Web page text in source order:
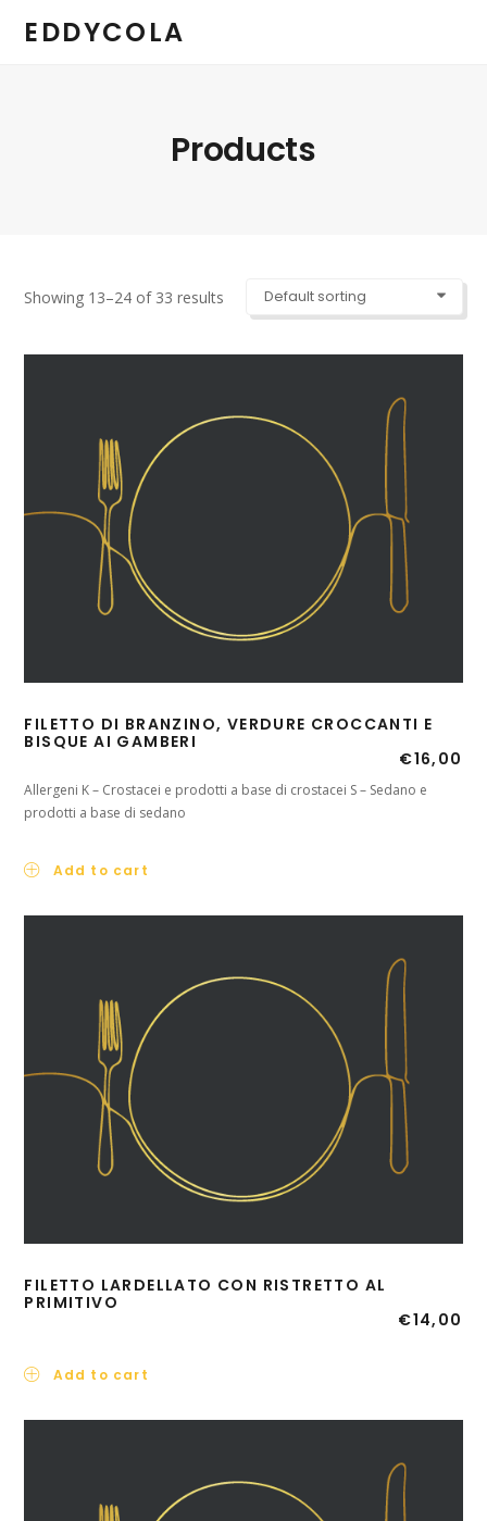
EDDYCOLA
Products
Showing 13–24 of 33 results Default sorting
FILETTO DI BRANZINO, VERDURE CROCCANTI E
BISQUE AI GAMBERI
€16,00
Allergeni K – Crostacei e prodotti a base di crostacei S – Sedano e
prodotti a base di sedano
Add to cart
FILETTO LARDELLATO CON RISTRETTO AL
PRIMITIVO
€14,00
Add to cart